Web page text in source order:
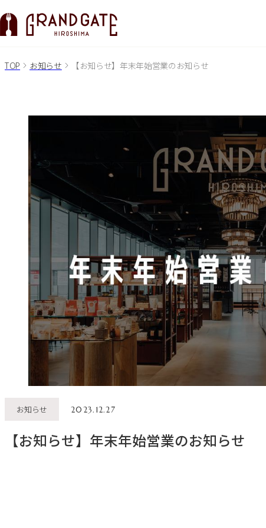
TOP お知らせ 【お知らせ】年末年始営業のお知らせ
お知らせ 2023.12.27
【お知らせ】年末年始営業のお知らせ